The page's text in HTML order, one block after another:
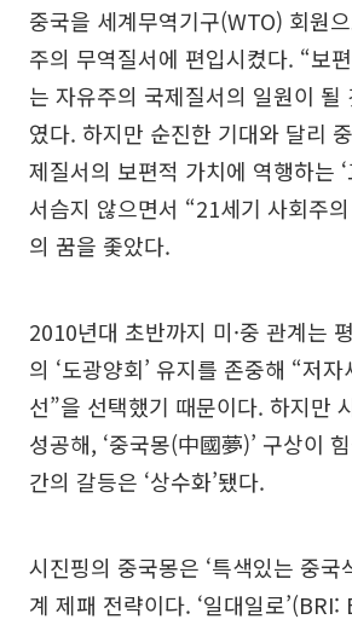
중국을 세계무역기구(WTO) 회원
주의 무역질서에 편입시켰다. “보
는 자유주의 국제질서의 일원이 될
였다. 하지만 순진한 기대와 달리
제질서의 보편적 가치에 역행하는
서슴지 않으면서 “21세기 사회주
의 꿈을 좇았다.
2010년대 초반까지 미·중 관계는
의 ‘도광양회’ 유지를 존중해 “저자
선”을 선택했기 때문이다. 하지만
성공해, ‘중국몽(中國夢)’ 구상이
간의 갈등은 ‘상수화’됐다.
시진핑의 중국몽은 ‘특색있는 중국
계 제패 전략이다. ‘일대일로